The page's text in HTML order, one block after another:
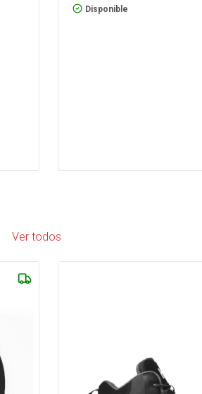
Disponible
Ver todos